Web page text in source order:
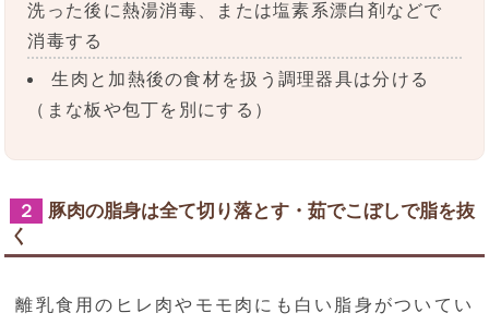
洗った後に熱湯消毒、または塩素系漂白剤などで
消毒する
生肉と加熱後の食材を扱う調理器具は分ける
（まな板や包丁を別にする）
２
豚肉の脂身は全て切り落とす・茹でこぼしで脂を抜
く
離乳食用のヒレ肉やモモ肉にも白い脂身がついてい